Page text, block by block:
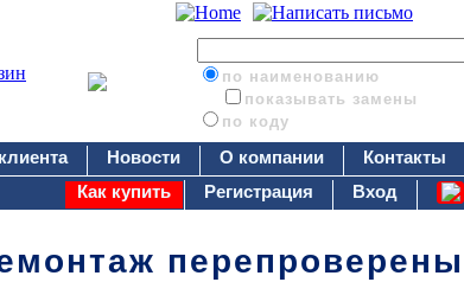
по наименованию
показывать замены
по коду
Новости О компании Контакты
Как купить
Регистрация Вход
перепроверены